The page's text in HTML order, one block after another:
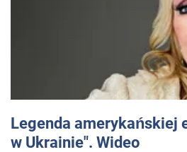
Legenda amerykańskiej
w Ukrainie". Wideo